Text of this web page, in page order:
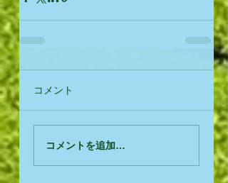
コメント
コメントを追加…